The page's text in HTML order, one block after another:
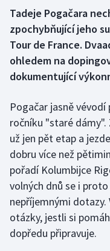
Florbal
Futsal
Gymnastika
Házená
Jezdectví
Judo
Krasobruslení
Tadeje Pogačara
zpochybňující jeho
Tour de France.
ohledem na
dokumentující
Pogačar jasně
ročníku "staré
už jen pět etap a
dobru více než
pořadí Kolumbijce
volných dnů se i
nepříjemnými
otázky, jestli si
dopředu připravuje.